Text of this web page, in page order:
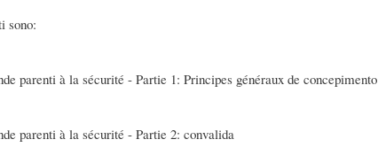
sono:
parenti à la sécurité - Partie 1: Principes généraux de concepimento
parenti à la sécurité - Partie 2: convalida